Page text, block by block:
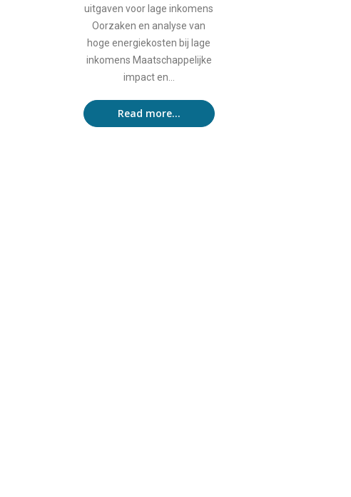
uitgaven voor lage inkomens
Oorzaken en analyse van
hoge energiekosten bij lage
inkomens Maatschappelijke
impact en...
Read more...